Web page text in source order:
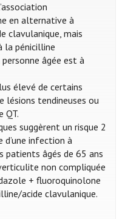
en alternative à
clavulanique, mais
la pénicilline
personne âgée est à
élevé de certains
lésions tendineuses ou
QT.
suggèrent un risque 2
d’une infection à
patients âgés de 65 ans
non compliquée
+ fluoroquinolone
acide clavulanique.